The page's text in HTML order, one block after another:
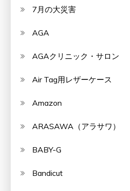
7月の大災害
AGA
AGAクリニック・サロン
Air Tag用レザーケース
Amazon
ARASAWA（アラサワ）
BABY-G
Bandicut